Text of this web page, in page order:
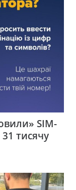
SIM-
тисячу